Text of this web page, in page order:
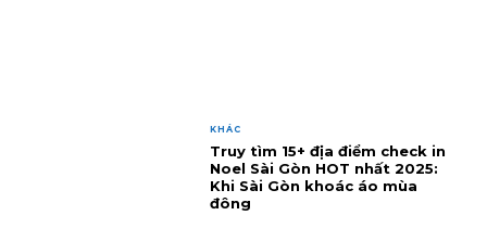
KHÁC
Truy tìm 15+ địa điểm check in
Noel Sài Gòn HOT nhất 2025:
Khi Sài Gòn khoác áo mùa
đông